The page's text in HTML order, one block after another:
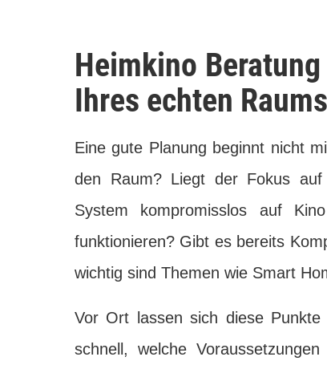
Heimkino
Ihres echten Raums
Eine gute Planung beginnt nicht
den Raum? Liegt der Fokus
System kompromisslos auf
funktionieren? Gibt es bereits
wichtig sind Themen wie Smart
Vor Ort lassen sich diese
schnell, welche